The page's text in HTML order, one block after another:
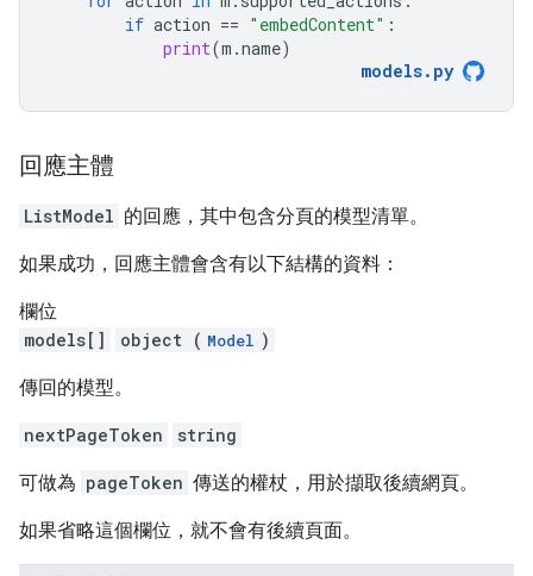
if action == "embedContent" :
print(m .name)
models. py
回應主體
ListModel 的回應，其中包含分頁的模型清單。
如果成功，回應主體會含有以下結構的資料：
欄位
models[]
object ( Model )
傳回的模型。
nextPageToken string
可做為 pageToken 傳送的權杖，用於擷取後續網頁。
如果省略這個欄位，就不會有後續頁面。